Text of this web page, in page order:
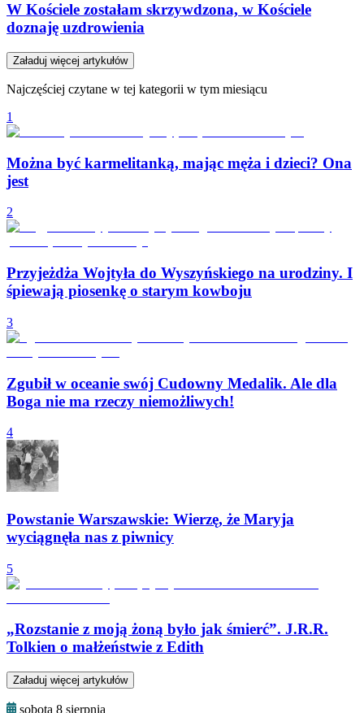
W Kościele zostałam skrzywdzona, w Kościele
doznaję uzdrowienia
Załaduj więcej artykułów
Najczęściej czytane w tej kategorii w tym miesiącu
1
Można być karmelitanką, mając męża i dzieci? Ona
jest
2
Przyjeżdża Wojtyła do Wyszyńskiego na urodziny. I
śpiewają piosenkę o starym kowboju
3
Zgubił w oceanie swój Cudowny Medalik. Ale dla
Boga nie ma rzeczy niemożliwych!
4
Powstanie Warszawskie: Wierzę, że Maryja
wyciągnęła nas z piwnicy
5
„Rozstanie z moją żoną było jak śmierć”. J.R.R.
Tolkien o małżeństwie z Edith
Załaduj więcej artykułów
sobota 8 sierpnia